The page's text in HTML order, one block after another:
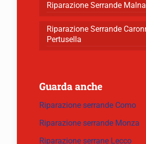
Riparazione Serrande
Riparazione Serrande
Pertusella
Guarda anche
Riparazione serrande Como
Riparazione serrande Monza
Riparazione serrane Lecco